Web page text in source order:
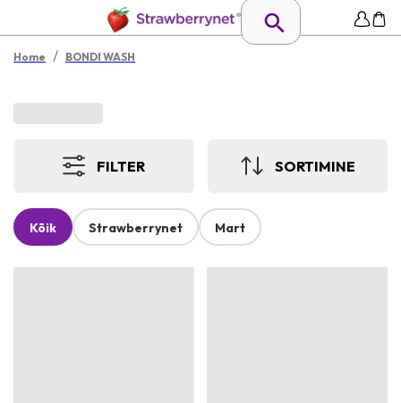
Home / BONDI WASH
FILTER SORTIMINE
Kõik Strawberrynet Mart